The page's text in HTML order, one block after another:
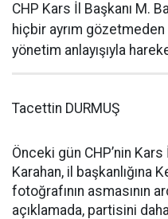
CHP Kars İl Başkanı M.
hiçbir ayrım
yönetim anlayışıyla
Tacettin DURMUŞ
Önceki gün CHP’nin Kars
Karahan, il başkanlığına
fotoğrafının asmasının
açıklamada, partisini